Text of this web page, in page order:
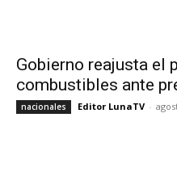
Gobierno reajusta el
combustibles ante
nacionales Editor LunaTV -